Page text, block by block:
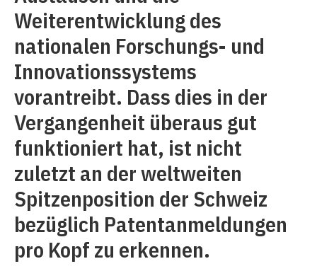
Weiterentwicklung des
nationalen Forschungs- und
Innovationssystems
vorantreibt. Dass dies in der
Vergangenheit überaus gut
funktioniert hat, ist nicht
zuletzt an der weltweiten
Spitzenposition der Schweiz
bezüglich Patentanmeldungen
pro Kopf zu erkennen.